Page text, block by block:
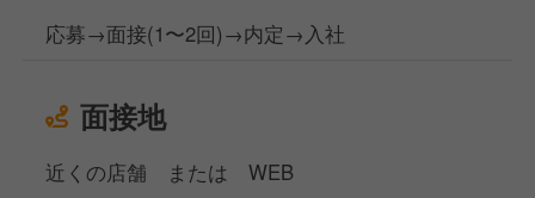
応募→面接(1〜2回)→内定→入社
面接地
近くの店舗 または WEB